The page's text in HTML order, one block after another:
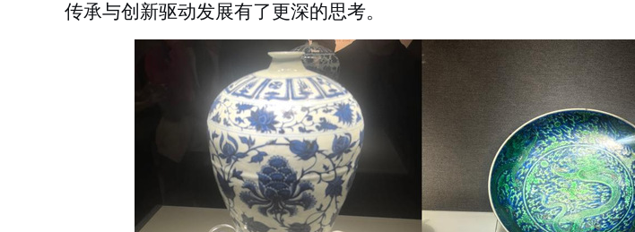
传承与创新驱动发展有了更深的思考。